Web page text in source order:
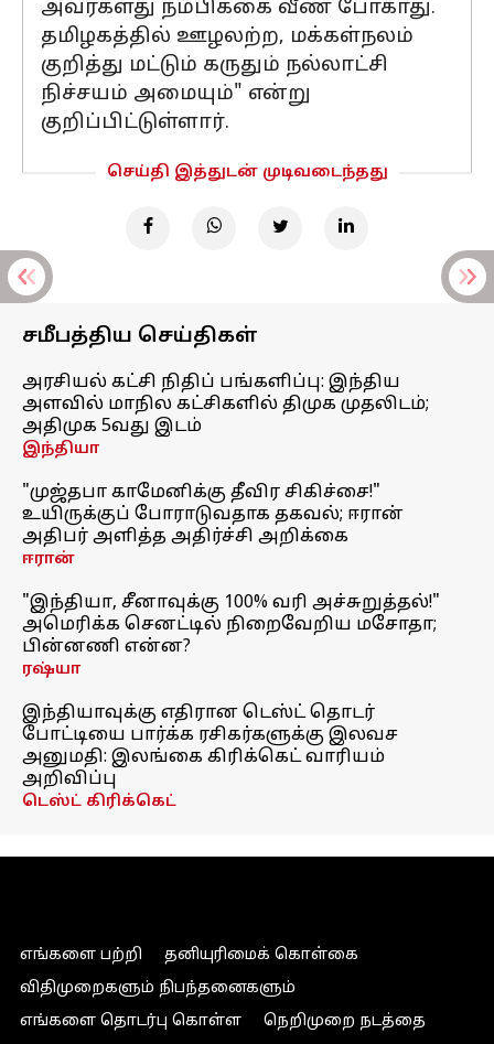
அவர்களது நம்பிக்கை வீண் போகாது.
தமிழகத்தில் ஊழலற்ற, மக்கள்நலம்
குறித்து மட்டும் கருதும் நல்லாட்சி
நிச்சயம் அமையும்" என்று
குறிப்பிட்டுள்ளார்.
செய்தி இத்துடன் முடிவடைந்தது
சமீபத்திய செய்திகள்
அரசியல் கட்சி நிதிப் பங்களிப்பு: இந்திய
அளவில் மாநில கட்சிகளில் திமுக முதலிடம்;
அதிமுக 5வது இடம்
இந்தியா
"முஜ்தபா காமேனிக்கு தீவிர சிகிச்சை!"
உயிருக்குப் போராடுவதாக தகவல்; ஈரான்
அதிபர் அளித்த அதிர்ச்சி அறிக்கை
ஈரான்
"இந்தியா, சீனாவுக்கு 100% வரி அச்சுறுத்தல்!"
அமெரிக்க செனட்டில் நிறைவேறிய மசோதா;
பின்னணி என்ன?
ரஷ்யா
இந்தியாவுக்கு எதிரான டெஸ்ட் தொடர்
போட்டியை பார்க்க ரசிகர்களுக்கு இலவச
அனுமதி: இலங்கை கிரிக்கெட் வாரியம்
அறிவிப்பு
டெஸ்ட் கிரிக்கெட்
எங்களை பற்றி
தனியுரிமைக் கொள்கை
விதிமுறைகளும் நிபந்தனைகளும்
எங்களை தொடர்பு கொள்ள
நெறிமுறை நடத்தை